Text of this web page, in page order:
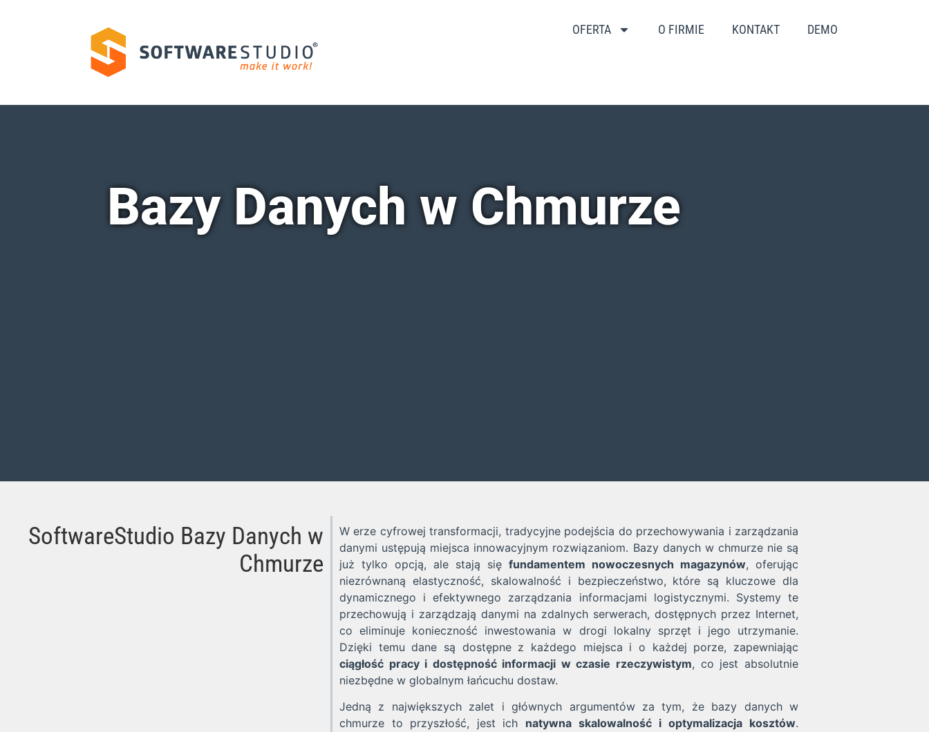
OFERTA O FIRMIE KONTAKT DEMO
Bazy Danych w Chmurze
SoftwareStudio Bazy Danych w
Chmurze
W erze cyfrowej transformacji, tradycyjne podejścia do przechowywania i zarządzania
danymi ustępują miejsca innowacyjnym rozwiązaniom. Bazy danych w chmurze nie są
już tylko opcją, ale stają się fundamentem nowoczesnych magazynów, oferując
niezrównaną elastyczność, skalowalność i bezpieczeństwo, które są kluczowe dla
dynamicznego i efektywnego zarządzania informacjami logistycznymi. Systemy te
przechowują i zarządzają danymi na zdalnych serwerach, dostępnych przez Internet,
co eliminuje konieczność inwestowania w drogi lokalny sprzęt i jego utrzymanie.
Dzięki temu dane są dostępne z każdego miejsca i o każdej porze, zapewniając
ciągłość pracy i dostępność informacji w czasie rzeczywistym, co jest absolutnie
niezbędne w globalnym łańcuchu dostaw.
Jedną z największych zalet i głównych argumentów za tym, że bazy danych w
chmurze to przyszłość, jest ich natywna skalowalność i optymalizacja kosztów.